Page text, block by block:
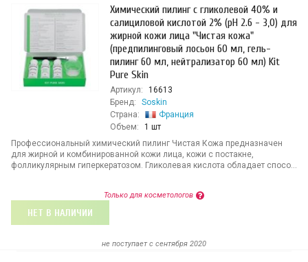
Химический пилинг с гликолевой 40% и
салициловой кислотой 2% (pH 2.6 - 3,0) для
жирной кожи лица "Чистая кожа"
(предпилинговый лосьон 60 мл, гель-
пилинг 60 мл, нейтрализатор 60 мл) Kit
Pure Skin
Артикул:
16613
Бренд:
Soskin
Страна:
Франция
Объем:
1 шт
Профессиональный химический пилинг Чистая Кожа предназначен
для жирной и комбинированной кожи лица, кожи с постакне,
фолликулярным гиперкератозом. Гликолевая кислота обладает спосо...
Только для косметологов
НЕТ В НАЛИЧИИ
не поступает c сентября 2020